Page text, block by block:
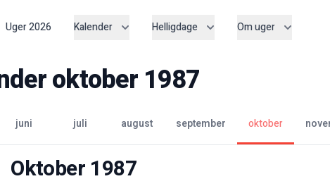
Uger2026 Kalender Helligdage Om uger
oktober 1987
juni juli august september oktober
Oktober 1987